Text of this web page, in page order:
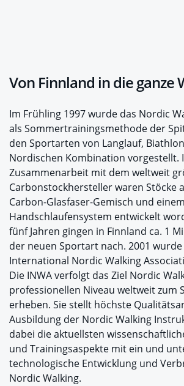
Von Finnland in die ganze
Im Frühling 1997 wurde das Nordic
als Sommertrainingsmethode der
den Sportarten von Langlauf,
Nordischen Kombination vorgestellt.
Zusammenarbeit mit dem weltweit
Carbonstockhersteller waren Stöcke
Carbon-Glasfaser-Gemisch und
Handschlaufensystem entwickelt
fünf Jahren gingen in Finnland ca. 1
der neuen Sportart nach. 2001 wurde
International Nordic Walking
Die INWA verfolgt das Ziel Nordic
professionellen Niveau weltweit zum
erheben. Sie stellt höchste
Ausbildung der Nordic Walking
dabei die aktuellsten
und Trainingsaspekte mit ein und
technologische Entwicklung und
Nordic Walking.